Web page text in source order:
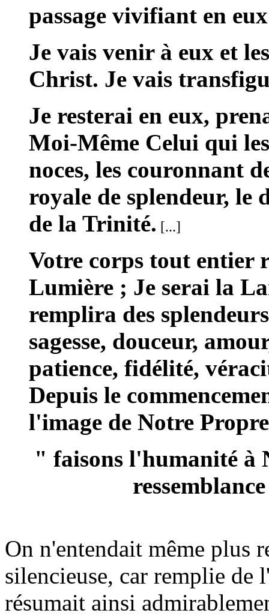
passage vivifiant en
Je vais venir à eux et
Christ. Je vais
Je resterai en eux,
Moi-Même Celui qui
noces, les couronnant
royale de splendeur, le
de la Trinité. [...]
Votre corps tout entier
Lumière ; Je serai la
remplira des
sagesse, douceur,
patience, fidélité,
Depuis le
l'image de Notre
" faisons l'humanité à
On n'entendait même plus
silencieuse, car remplie de
résumait ainsi